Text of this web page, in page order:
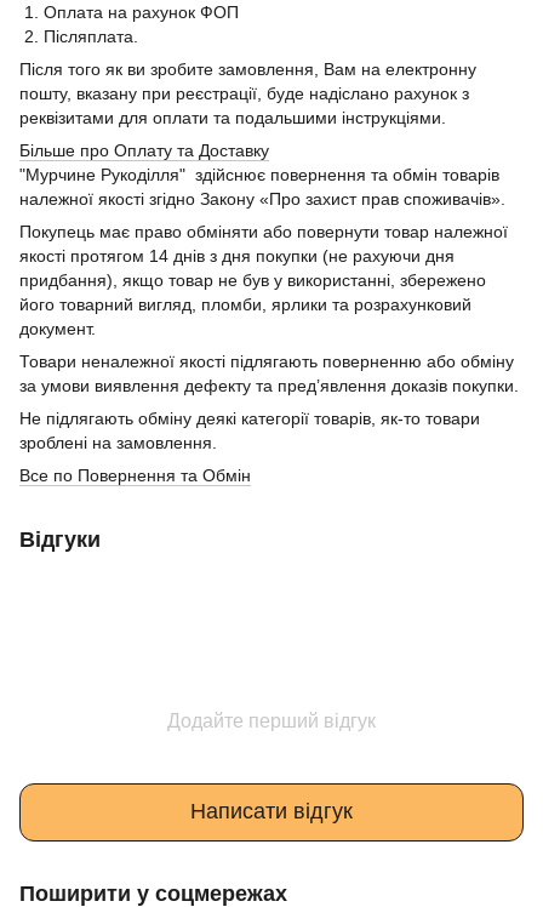
1. Оплата на рахунок ФОП
2. Післяплата.
Після того як ви зробите замовлення, Вам на електронну
пошту, вказану при реєстрації, буде надіслано рахунок з
реквізитами для оплати та подальшими інструкціями.
Більше про Оплату та Доставку
"Мурчине Рукоділля" здійснює повернення та обмін товарів
належної якості згідно Закону «Про захист прав споживачів».
Покупець має право обміняти або повернути товар належної
якості протягом 14 днів з дня покупки (не рахуючи дня
придбання), якщо товар не був у використанні, збережено
його товарний вигляд, пломби, ярлики та розрахунковий
документ.
Товари неналежної якості підлягають поверненню або обміну
за умови виявлення дефекту та пред’явлення доказів покупки.
Не підлягають обміну деякі категорії товарів, як-то товари
зроблені на замовлення.
Все по Повернення та Обмін
Відгуки
Додайте перший відгук
Написати відгук
Поширити у соцмережах